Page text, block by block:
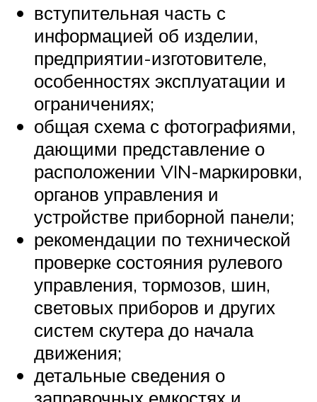
вступительная часть с
информацией об изделии,
предприятии-изготовителе,
особенностях эксплуатации и
ограничениях;
общая схема с фотографиями,
дающими представление о
расположении VIN-маркировки,
органов управления и
устройстве приборной панели;
рекомендации по технической
проверке состояния рулевого
управления, тормозов, шин,
световых приборов и других
систем скутера до начала
движения;
детальные сведения о
заправочных емкостях и